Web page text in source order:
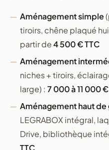
Aménagement simple
tiroirs, chêne plaqué
partir de4 500 € TTC
Aménagement
niches + tiroirs,
large) : 7 000 à 11 000
Aménagement haut de
LEGRABOX intégral,
Drive, bibliothèque
TTC